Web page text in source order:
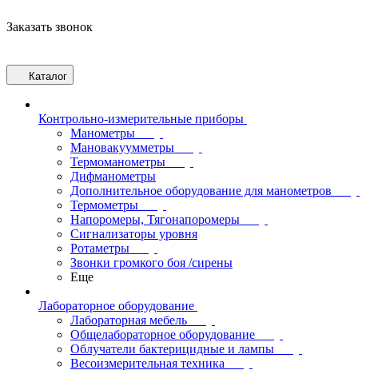
Заказать звонок
Каталог
Контрольно-измерительные приборы
Манометры
Мановакуумметры
Термоманометры
Дифманометры
Дополнительное оборудование для манометров
Термометры
Напоромеры, Тягонапоромеры
Сигнализаторы уровня
Ротаметры
Звонки громкого боя /сирены
Еще
Лабораторное оборудование
Лабораторная мебель
Общелабораторное оборудование
Облучатели бактерицидные и лампы
Весоизмерительная техника